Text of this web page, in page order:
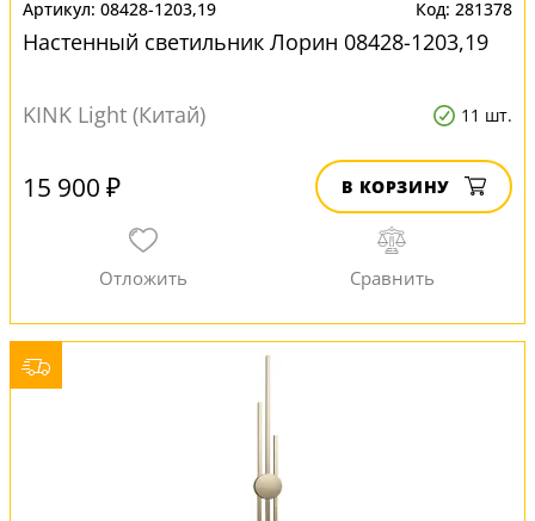
08428-1203,19 281378
Настенный светильник Лорин 08428-1203,19
KINK Light (Китай) 11 шт.
15 900 ₽ В КОРЗИНУ